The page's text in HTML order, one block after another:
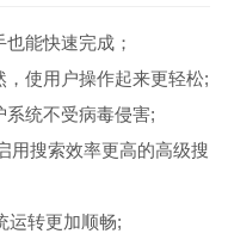
能快速完成；
使用户操作起来更轻松;
统不受病毒侵害;
用搜索效率更高的高级搜
运转更加顺畅;